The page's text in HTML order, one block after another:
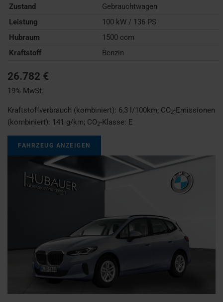
Zustand
Gebrauchtwagen
Leistung
100 kW / 136 PS
Hubraum
1500 ccm
Kraftstoff
Benzin
26.782 €
19% MwSt.
Kraftstoffverbrauch (kombiniert): 6,3 l/100km; CO2-Emissionen
(kombiniert): 141 g/km; CO2-Klasse: E
FAHRZEUG ANZEIGEN